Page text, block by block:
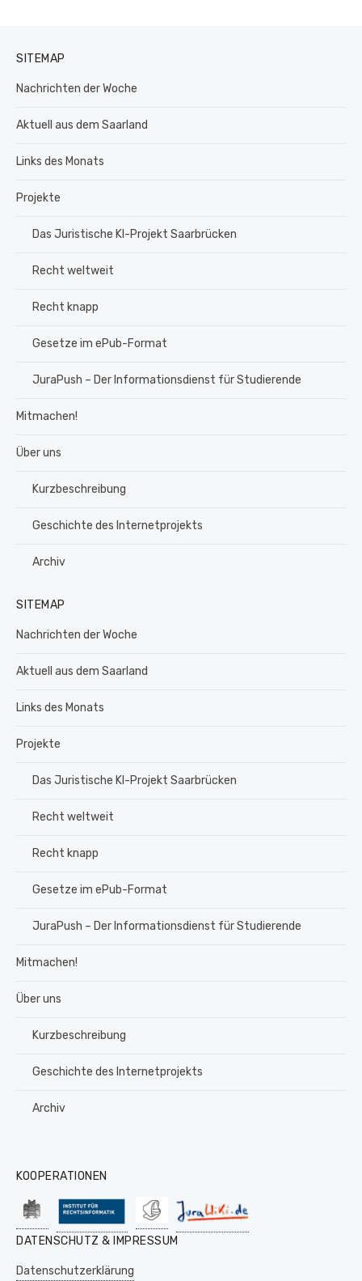
SITEMAP
Nachrichten der Woche
Aktuell aus dem Saarland
Links des Monats
Projekte
Das Juristische KI-Projekt Saarbrücken
Recht weltweit
Recht knapp
Gesetze im ePub-Format
JuraPush – Der Informationsdienst für Studierende
Mitmachen!
Über uns
Kurzbeschreibung
Geschichte des Internetprojekts
Archiv
SITEMAP
Nachrichten der Woche
Aktuell aus dem Saarland
Links des Monats
Projekte
Das Juristische KI-Projekt Saarbrücken
Recht weltweit
Recht knapp
Gesetze im ePub-Format
JuraPush – Der Informationsdienst für Studierende
Mitmachen!
Über uns
Kurzbeschreibung
Geschichte des Internetprojekts
Archiv
KOOPERATIONEN
DATENSCHUTZ & IMPRESSUM
Datenschutzerklärung